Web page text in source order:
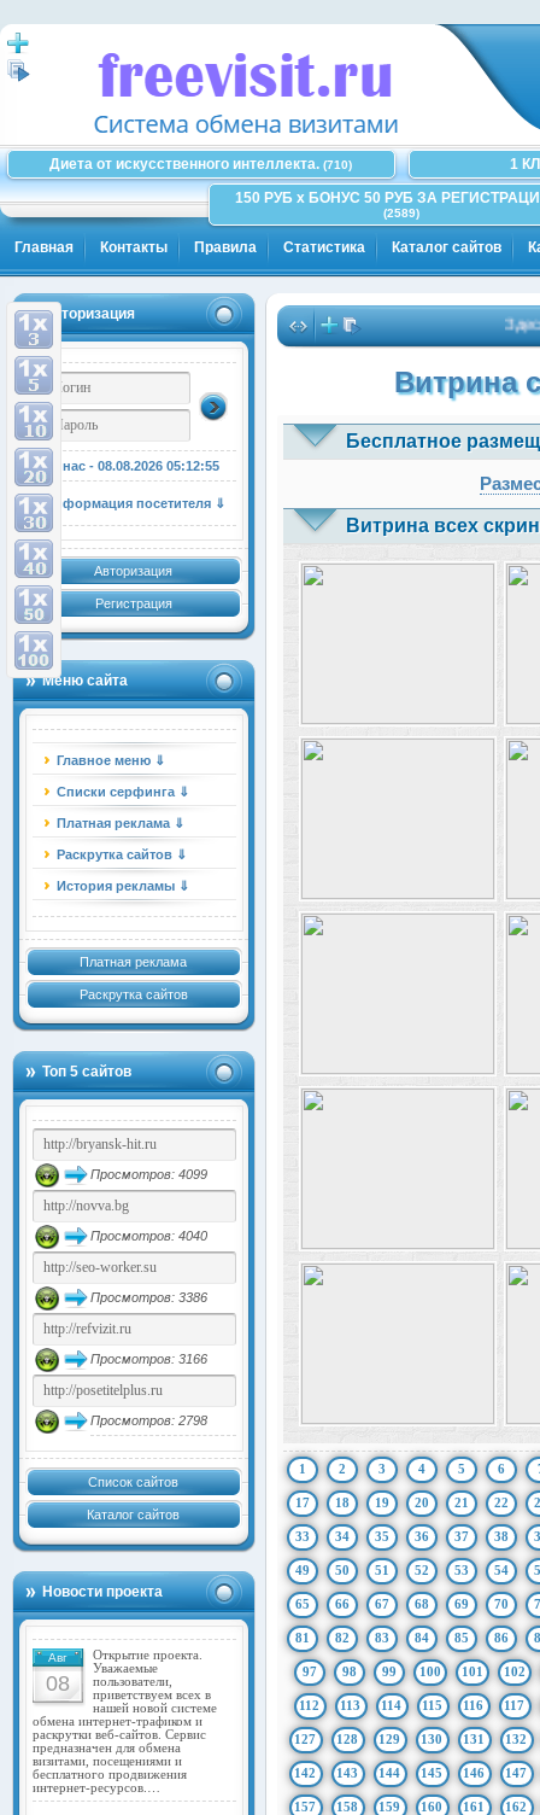
Диета от искусственного интеллекта. (710)
1
150 РУБ x БОНУС 50 РУБ ЗА
(2589)
Главная Контакты Правила Статистика Каталог сайтов
Авторизация
У нас - 08.08.2026 05:12:55
Информация посетителя ⇓
Авторизация
Регистрация
Меню сайта
Главное меню ⇓
Списки серфинга ⇓
Платная реклама ⇓
Раскрутка сайтов ⇓
История рекламы ⇓
Платная реклама
Раскрутка сайтов
Топ 5 сайтов
Просмотров: 4099
Просмотров: 4040
Просмотров: 3386
Просмотров: 3166
Просмотров: 2798
Список сайтов
Каталог сайтов
Новости проекта
Авг
08
Открытие проекта.
Уважаемые
пользователи,
приветствуем всех в
нашей новой системе
обмена интернет-трафиком и
раскрутки веб-сайтов. Сервис
предназначен для обмена
визитами, посещениями и
бесплатного продвижения
интернет-ресурсов.…
Здесь
Витрина
Бесплатное
Витрина всех
1 2 3 4 5 6
17 18 19 20 21 22
33 34 35 36 37 38
49 50 51 52 53 54
65 66 67 68 69 70
81 82 83 84 85 86
97 98 99 100 101 102
112 113 114 115 116 117
127 128 129 130 131 132
142 143 144 145 146 147
157 158 159 160 161 162